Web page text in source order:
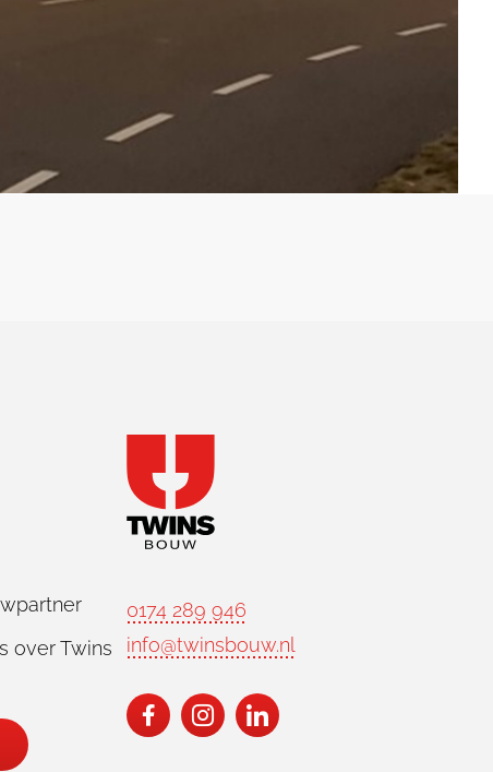
over Twins
0174 289 946
info@twinsbouw.nl